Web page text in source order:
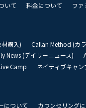
いて 料金について
ファ
購入)
Callan Method (カ
News (デイリーニュース)
Camp ネイティブキャン
について カウンセリング